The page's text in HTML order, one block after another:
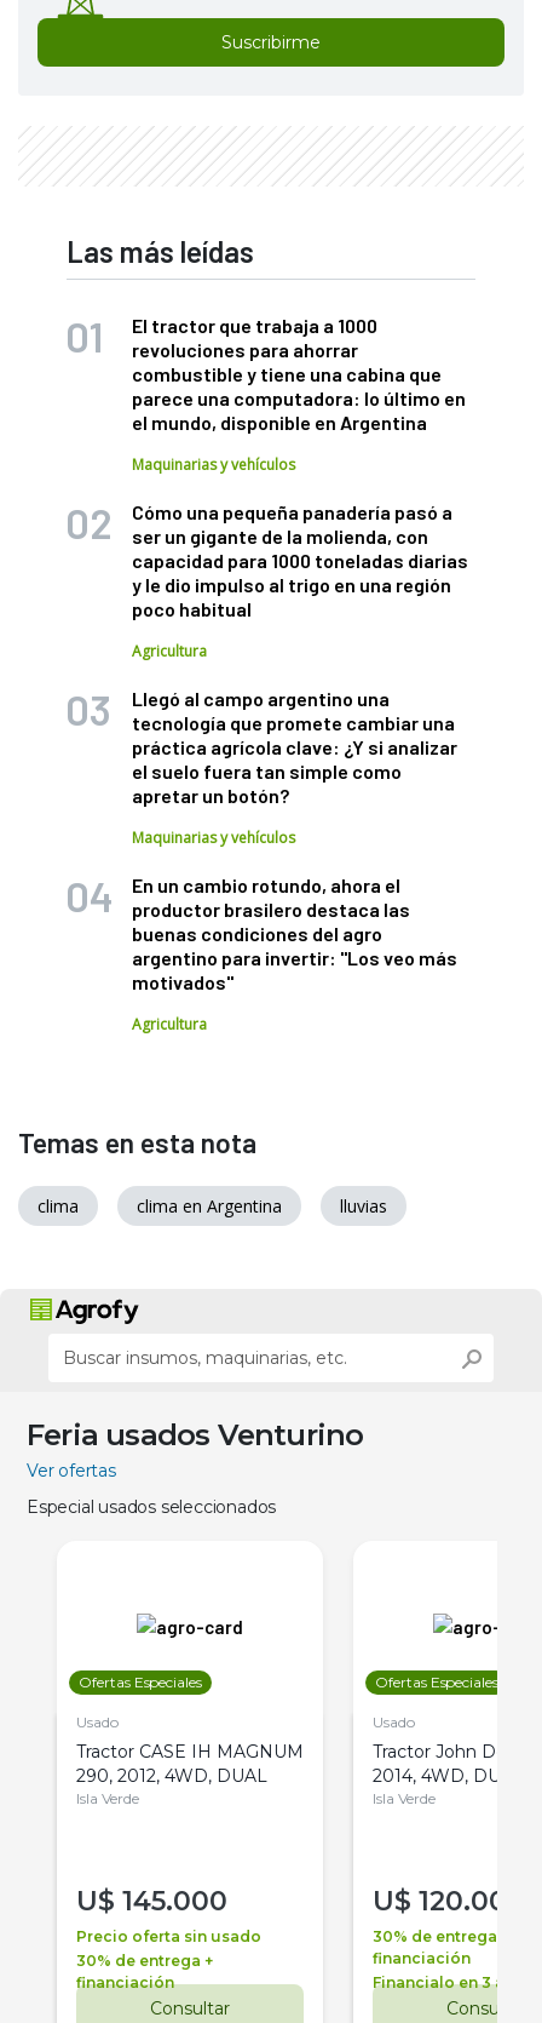
Suscribirme
Las más leídas
El tractor que trabaja a 1000
revoluciones para ahorrar
combustible y tiene una cabina que
parece una computadora: lo último en
el mundo, disponible en Argentina
Maquinarias y vehículos
Cómo una pequeña panadería pasó a
ser un gigante de la molienda, con
capacidad para 1000 toneladas diarias
y le dio impulso al trigo en una región
poco habitual
Agricultura
Llegó al campo argentino una
tecnología que promete cambiar una
práctica agrícola clave: ¿Y si analizar
el suelo fuera tan simple como
apretar un botón?
Maquinarias y vehículos
En un cambio rotundo, ahora el
productor brasilero destaca las
buenas condiciones del agro
argentino para invertir: "Los veo más
motivados"
Agricultura
Temas en esta nota
clima clima en Argentina lluvias
Feria usados Venturino
Ver ofertas
Especial usados seleccionados
Ofertas Especiales
Usado
Tractor CASE IH MAGNUM
290, 2012, 4WD, DUAL
Isla Verde
U$ 145.000
Precio oferta sin usado
30% de entrega +
financiación
Consultar
Ofertas Especiales
Usado
Tractor John Deere
2014, 4WD, DUAL
Isla Verde
U$ 120.000
30% de entrega +
financiación
Financialo en 3 años
Consultar